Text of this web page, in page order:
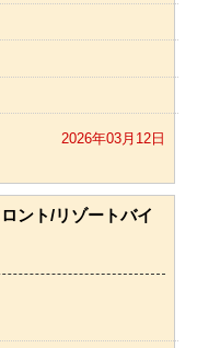
2026年03月12日
ント/リゾートバイ